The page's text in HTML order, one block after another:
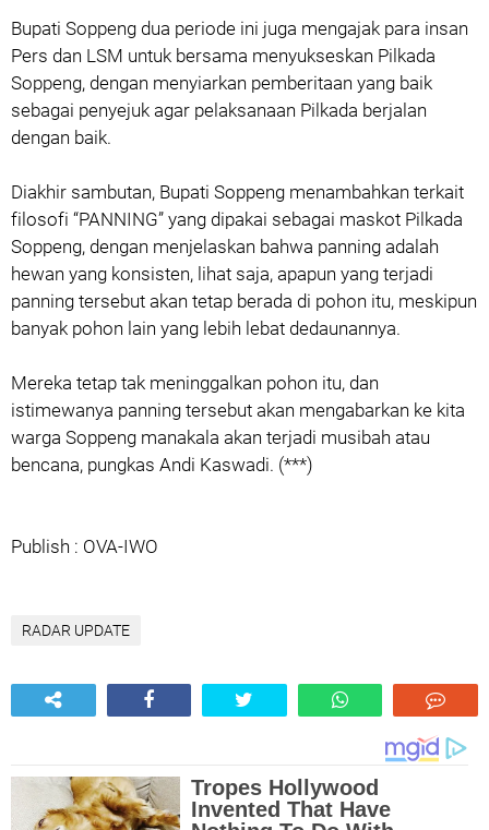
Bupati Soppeng dua periode ini juga mengajak para insan
Pers dan LSM untuk bersama menyukseskan Pilkada
Soppeng, dengan menyiarkan pemberitaan yang baik
sebagai penyejuk agar pelaksanaan Pilkada berjalan
dengan baik.
Diakhir sambutan, Bupati Soppeng menambahkan terkait
filosofi “PANNING” yang dipakai sebagai maskot Pilkada
Soppeng, dengan menjelaskan bahwa panning adalah
hewan yang konsisten, lihat saja, apapun yang terjadi
panning tersebut akan tetap berada di pohon itu, meskipun
banyak pohon lain yang lebih lebat dedaunannya.
Mereka tetap tak meninggalkan pohon itu, dan
istimewanya panning tersebut akan mengabarkan ke kita
warga Soppeng manakala akan terjadi musibah atau
bencana, pungkas Andi Kaswadi. (***)
Publish : OVA-IWO
RADAR UPDATE